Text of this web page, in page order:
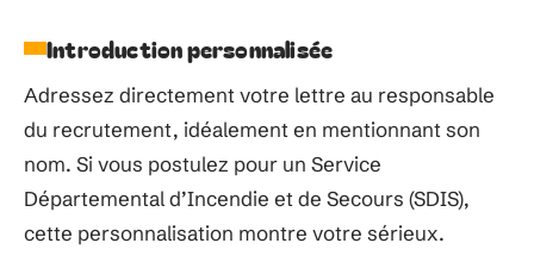
Introduction personnalisée
Adressez directement votre lettre au responsable
du recrutement, idéalement en mentionnant son
nom. Si vous postulez pour un Service
Départemental d’Incendie et de Secours (SDIS),
cette personnalisation montre votre sérieux.